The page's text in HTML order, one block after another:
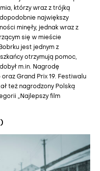
którzy wraz z trójką
największy
minęły, jednak wraz z
się w mieście
jest jednym z
otrzymują pomoc,
m.in. Nagrodę
Grand Prix 19. Festiwalu
też nagrodzony Polską
„Najlepszy film